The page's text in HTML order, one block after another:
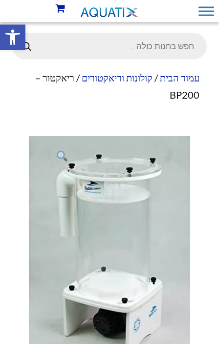
פתח
עמוד הבית/ קולונות וריאקטורים/ ריאקטור –
BP200